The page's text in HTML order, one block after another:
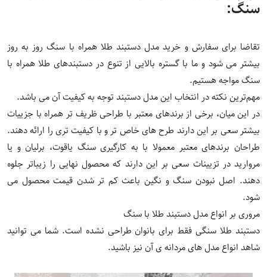
سنگ:
تقاضا برای سفارش و خرید مدل دستبند طلا همراه با سنگ روز به روز
بیشتر می شود و ما با گستره بالایی از تنوع در دستبندهای طلا همراه با
سنگ مواجه هستیم.
مهم‌ترین نکته در انتخاب این مدل دستبند توجه به کیفیت آن می باشد.
در این میان، برخی از برندهای معتبر با طراحی ظریف تر همراه با جزییات
بیشتر سعی بر این دارند طرح های خاص تر و با کیفیت تری را ارائه دهند.
طراحان برندهای معتبر معمولا با به کارگیری سنگ یاقوت، برلیان و یا
مروارید در تزیینات سعی بر این دارند که محصول نهایی را زیباتر جلوه
دهند. اصل نبودن سنگ و نگین باعث کم تر شدن قیمت محصول می
شود.
مروری بر انواع مدل دستبند طلا با سنگ
دستبند طلا سنگی فقط برای بانوان طراحی نشده است. شما می توانید
شاهد انواع مدل های مردانه ی آن نیز باشید.